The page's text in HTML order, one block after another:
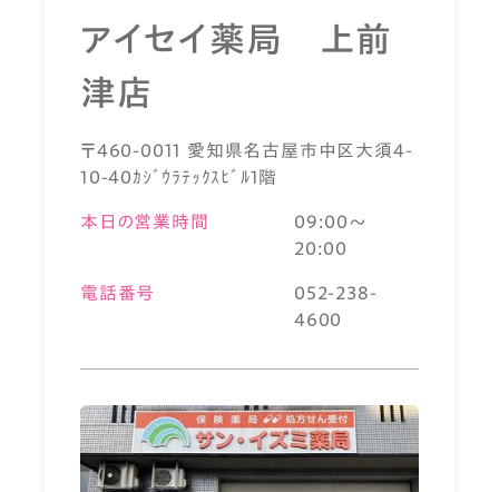
アイセイ薬局 上前
津店
〒460-0011 愛知県名古屋市中区大須4-
10-40ｶｼﾞｳﾗﾃｯｸｽﾋﾞﾙ1階
本日の営業時間
09:00～
20:00
電話番号
052-238-
4600